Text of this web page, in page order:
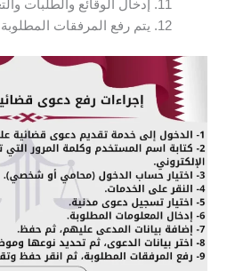
إدخال الوقائع والطلبات
يتم رفع المرفقات